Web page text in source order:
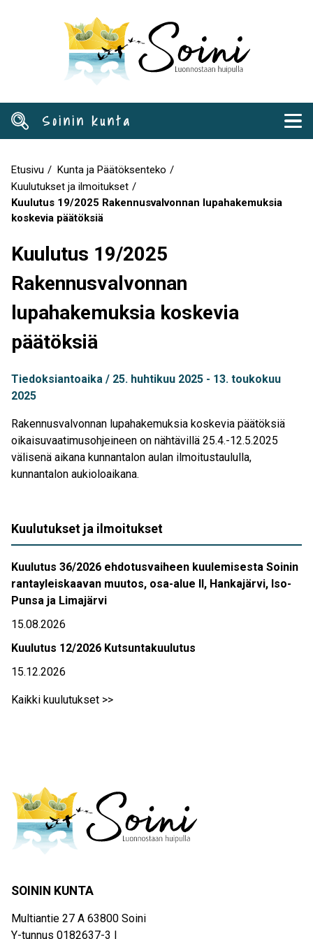
Soinin kunta
Murupolku
Etusivu
Kunta ja Päätöksenteko
Kuulutukset ja ilmoitukset
Kuulutus 19/2025 Rakennusvalvonnan lupahakemuksia
koskevia päätöksiä
Kuulutus 19/2025
Rakennusvalvonnan
lupahakemuksia koskevia
päätöksiä
Tiedoksiantoaika 25. huhtikuu 2025
13. toukokuu
2025
Rakennusvalvonnan lupahakemuksia koskevia päätöksiä
oikaisuvaatimusohjeineen on nähtävillä 25.4.-12.5.2025
välisenä aikana kunnantalon aulan ilmoitustaululla,
kunnantalon aukioloaikana.
Kuulutukset ja ilmoitukset
Kuulutus 36/2026 ehdotusvaiheen kuulemisesta Soinin
rantayleiskaavan muutos, osa-alue II, Hankajärvi, Iso-
Punsa ja Limajärvi
15.08.2026
Kuulutus 12/2026 Kutsuntakuulutus
15.12.2026
Kaikki kuulutukset >>
SOININ KUNTA
Multiantie 27 A 63800 Soini
Y-tunnus 0182637-3 |